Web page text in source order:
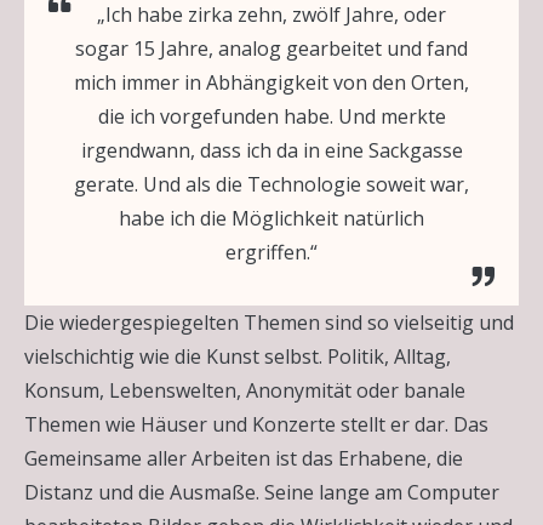
„Ich habe zirka zehn, zwölf Jahre, oder
sogar 15 Jahre, analog gearbeitet und fand
mich immer in Abhängigkeit von den Orten,
die ich vorgefunden habe. Und merkte
irgendwann, dass ich da in eine Sackgasse
gerate. Und als die Technologie soweit war,
habe ich die Möglichkeit natürlich
ergriffen.“
Die wiedergespiegelten Themen sind so vielseitig und
vielschichtig wie die Kunst selbst. Politik, Alltag,
Konsum, Lebenswelten, Anonymität oder banale
Themen wie Häuser und Konzerte stellt er dar. Das
Gemeinsame aller Arbeiten ist das Erhabene, die
Distanz und die Ausmaße. Seine lange am Computer